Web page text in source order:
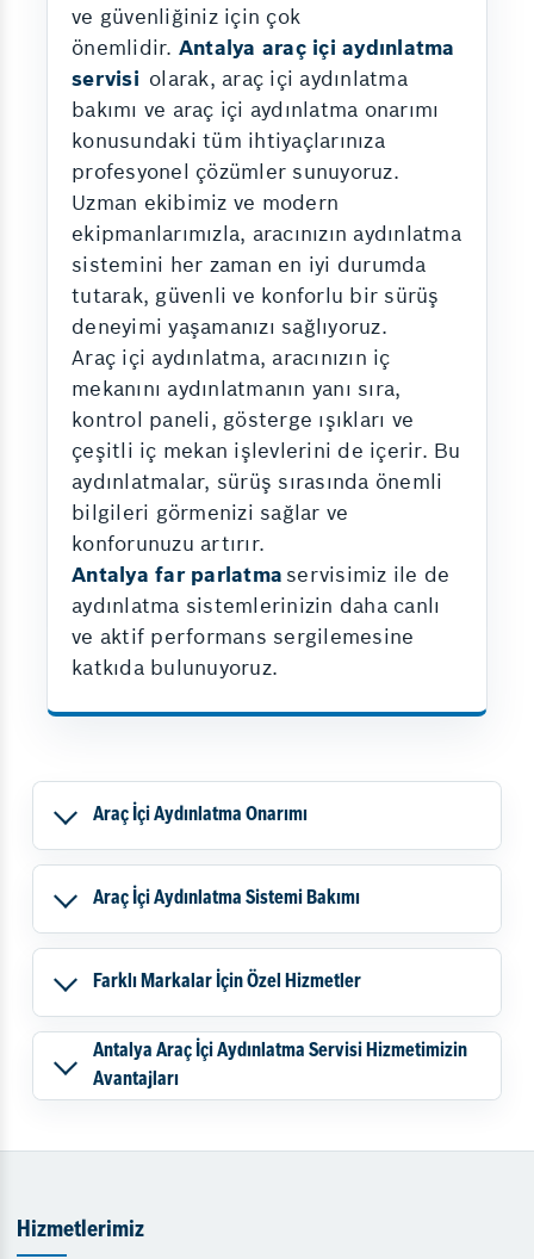
ve güvenliğiniz için çok
önemlidir. Antalya araç içi aydınlatma
servisi olarak, araç içi aydınlatma
bakımı ve araç içi aydınlatma onarımı
konusundaki tüm ihtiyaçlarınıza
profesyonel çözümler sunuyoruz.
Uzman ekibimiz ve modern
ekipmanlarımızla, aracınızın aydınlatma
sistemini her zaman en iyi durumda
tutarak, güvenli ve konforlu bir sürüş
deneyimi yaşamanızı sağlıyoruz.
Araç içi aydınlatma, aracınızın iç
mekanını aydınlatmanın yanı sıra,
kontrol paneli, gösterge ışıkları ve
çeşitli iç mekan işlevlerini de içerir. Bu
aydınlatmalar, sürüş sırasında önemli
bilgileri görmenizi sağlar ve
konforunuzu artırır.
Antalya far parlatma servisimiz ile de
aydınlatma sistemlerinizin daha canlı
ve aktif performans sergilemesine
katkıda bulunuyoruz.
Araç İçi Aydınlatma Onarımı
Araç İçi Aydınlatma Sistemi Bakımı
Farklı Markalar İçin Özel Hizmetler
Antalya Araç İçi Aydınlatma Servisi Hizmetimizin
Avantajları
Hizmetlerimiz